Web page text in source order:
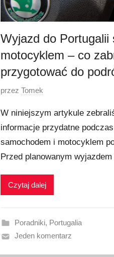
0
2
Wyjazd do Portugalii
motocyklem – co
przygotować do
O
u
b
l
i
w
n
o
przezTomek
W niniejszym artykule
informacje przydatne
samochodem i motocyklem
Przed planowanym
Czytaj dalej
Poradniki, Portugalia
Jeden komentarz